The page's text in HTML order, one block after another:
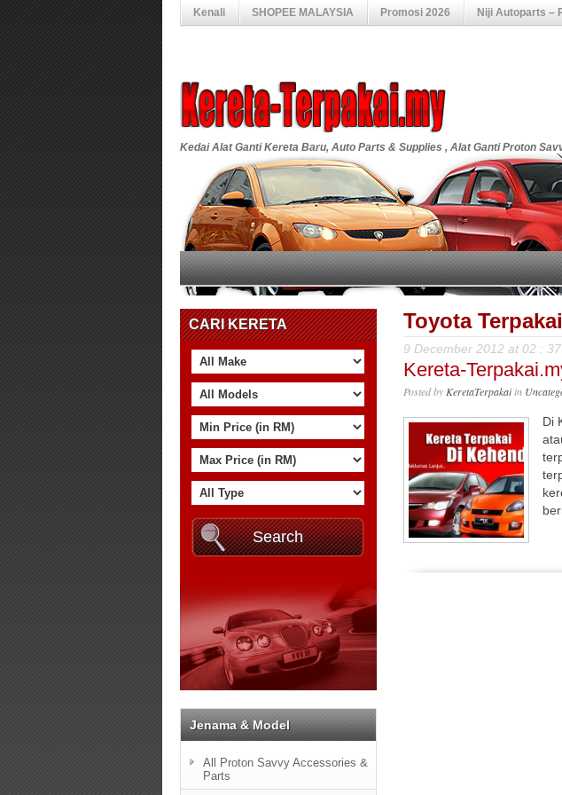
Kenali SHOPEE MALAYSIA Promosi 2026 Niji Autoparts –
Kedai Alat Ganti Kereta Baru, Auto Parts & Supplies , Alat Ganti Proton
CARI KERETA
Jenama & Model
All Proton Savvy Accessories &
Parts
Toyota Terpakai
9 December 2012 at 02 :
Kereta-
Posted by KeretaTerpakaiin
Di